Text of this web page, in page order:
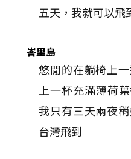
五天，我就可以飛
峇里島
悠閒的在躺椅上
上一杯充滿薄荷
我只有三天兩夜
台灣飛到